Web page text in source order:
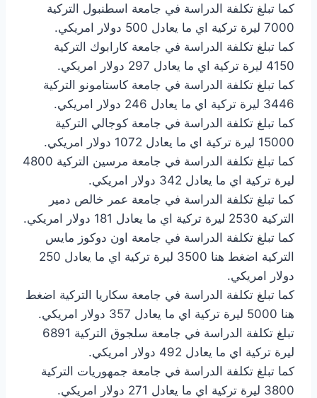
كما تبلغ تكلفة الدراسة في جامعة اسطنبول التركية
7000 ليرة تركية اي ما يعادل 500 دولار امريكي.
كما تبلغ تكلفة الدراسة في جامعة كارابوك التركية
4150 ليرة تركية اي ما يعادل 297 دولار امريكي.
كما تبلغ تكلفة الدراسة في جامعة كاستامونو التركية
3446 ليرة تركية اي ما يعادل 246 دولار امريكي.
كما تبلغ تكلفة الدراسة في جامعة كوجالي التركية
15000 ليرة تركية اي ما يعادل 1072 دولار امريكي.
كما تبلغ تكلفة الدراسة في جامعة مرسين التركية 4800
ليرة تركية اي ما يعادل 342 دولار امريكي.
كما تبلغ تكلفة الدراسة في جامعة عمر خالص دمير
التركية 2530 ليرة تركية اي ما يعادل 181 دولار امريكي.
كما تبلغ تكلفة الدراسة في جامعة اون دوكوز مايس
التركية اضغط هنا 3500 ليرة تركية اي ما يعادل 250
دولار امريكي.
كما تبلغ تكلفة الدراسة في جامعة سكاريا التركية اضغط
هنا 5000 ليرة تركية اي ما يعادل 357 دولار امريكي.
تبلغ تكلفة الدراسة في جامعة سلجوق التركية 6891
ليرة تركية اي ما يعادل 492 دولار امريكي.
كما تبلغ تكلفة الدراسة في جامعة جمهوريات التركية
3800 ليرة تركية اي ما يعادل 271 دولار امريكي.